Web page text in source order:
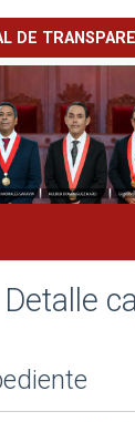
DE
Detalle